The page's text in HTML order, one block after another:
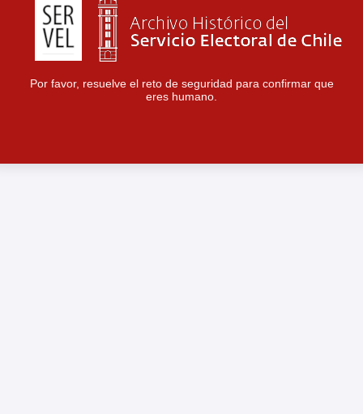
Por favor, resuelve el reto de seguridad para confirmar que
eres humano.